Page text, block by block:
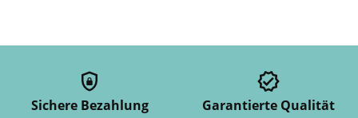
Sichere Bezahlung Garantierte Qualität